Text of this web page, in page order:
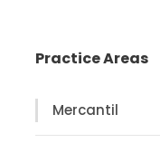
Practice Areas
Mercantil